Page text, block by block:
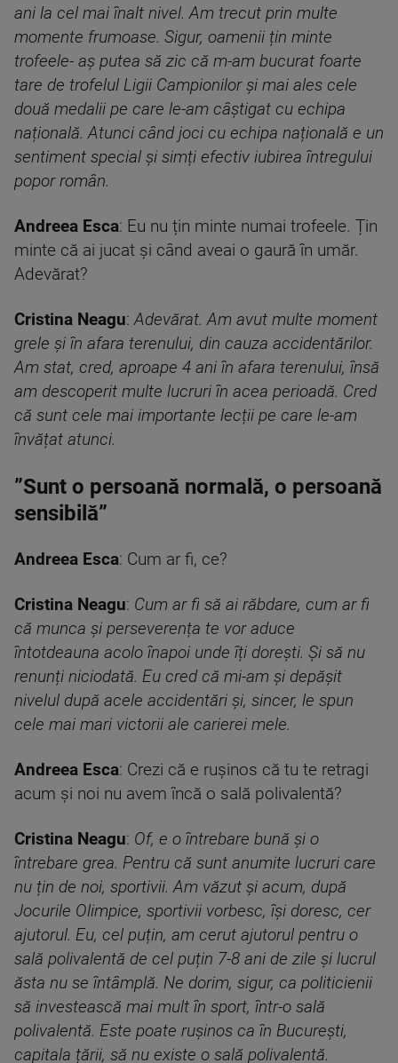
ani la cel mai înalt nivel. Am trecut prin multe
momente frumoase. Sigur, oamenii țin minte
trofeele- aș putea să zic că m-am bucurat foarte
tare de trofelul Ligii Campionilor și mai ales cele
două medalii pe care le-am câștigat cu echipa
națională. Atunci când joci cu echipa națională e un
sentiment special și simți efectiv iubirea întregului
popor român.
Andreea Esca: Eu nu țin minte numai trofeele. Țin
minte că ai jucat și când aveai o gaură în umăr.
Adevărat?
Cristina Neagu:Adevărat. Am avut multe moment
grele și în afara terenului, din cauza accidentărilor.
Am stat, cred, aproape 4 ani în afara terenului, însă
am descoperit multe lucruri în acea perioadă. Cred
că sunt cele mai importante lecții pe care le-am
învățat atunci.
”Sunt o persoană normală, o persoană
sensibilă”
Andreea Esca: Cum ar fi, ce?
Cristina Neagu: Cum ar fi să ai răbdare, cum ar fi
că munca și perseverența te vor aduce
întotdeauna acolo înapoi unde îți dorești. Și să nu
renunți niciodată. Eu cred că mi-am și depășit
nivelul după acele accidentări și, sincer, le spun
cele mai mari victorii ale carierei mele.
Andreea Esca: Crezi că e rușinos că tu te retragi
acum și noi nu avem încă o sală polivalentă?
Cristina Neagu: Of, e o întrebare bună și o
întrebare grea. Pentru că sunt anumite lucruri care
nu țin de noi, sportivii. Am văzut și acum, după
Jocurile Olimpice, sportivii vorbesc, își doresc, cer
ajutorul. Eu, cel puțin, am cerut ajutorul pentru o
sală polivalentă de cel puțin 7-8 ani de zile și lucrul
ăsta nu se întâmplă. Ne dorim, sigur, ca politicienii
să investească mai mult în sport, într-o sală
polivalentă. Este poate rușinos ca în București,
capitala țării, să nu existe o sală polivalentă.